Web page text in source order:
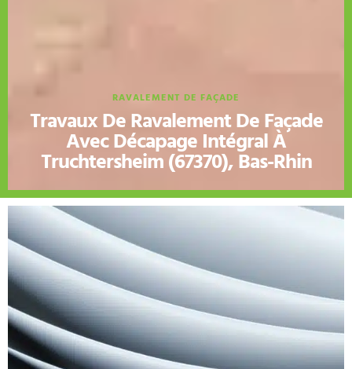
RAVALEMENT DE FAÇADE
Travaux De Ravalement De Façade
Avec Décapage Intégral À
Truchtersheim (67370), Bas-Rhin